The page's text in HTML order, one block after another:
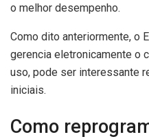
o melhor desempenho.
Como dito anteriormente, o
gerencia eletronicamente o
uso, pode ser interessante
iniciais.
Como